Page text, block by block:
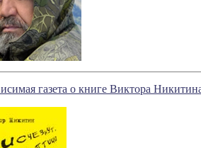
газета о книге Виктора